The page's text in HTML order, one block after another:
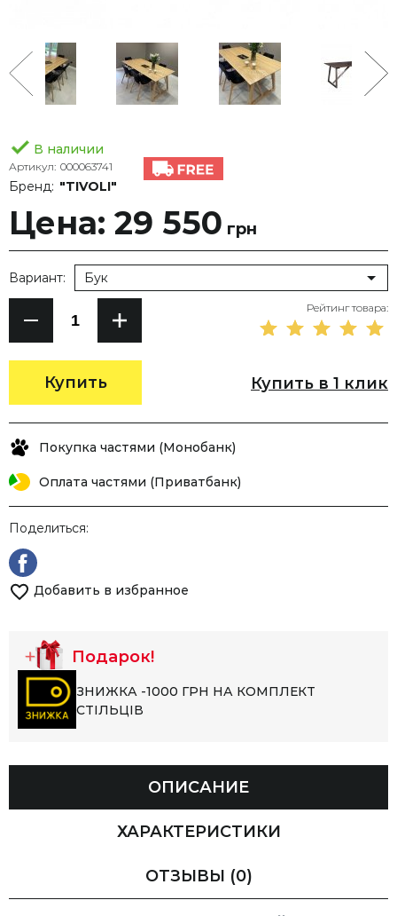
В наличии
Артикул: 000063741
Бренд: "TIVOLI"
Цена: 29 550 грн
Купить
Вариант: Бук
Рейтинг товара:
Купить в 1 клик
Покупка частями (Монобанк)
Оплата частями (Приватбанк)
Поделиться:
Добавить в избранное
Подарок!
ЗНИЖКА -1000 ГРН НА КОМПЛЕКТ
СТІЛЬЦІВ
ОПИСАНИЕ
ХАРАКТЕРИСТИКИ
ОТЗЫВЫ (0)